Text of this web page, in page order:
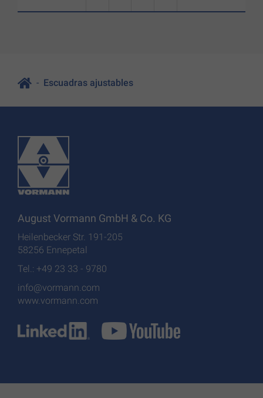
Escuadras ajustables
August Vormann GmbH & Co. KG
Heilenbecker Str. 191-205
58256 Ennepetal
Tel.: +49 23 33 - 9780
info@vormann.com
www.vormann.com